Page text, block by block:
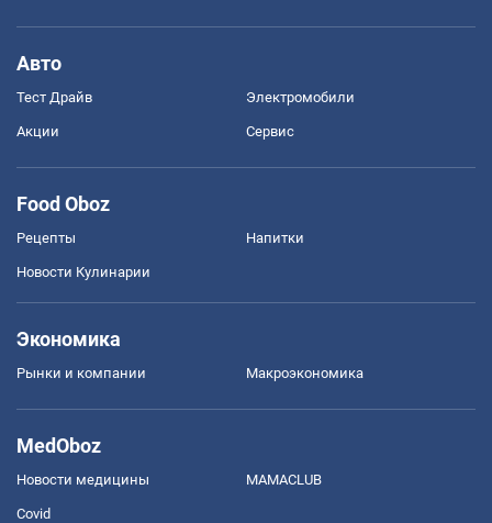
Авто
Тест Драйв Электромобили
Акции Сервис
Food Oboz
Рецепты Напитки
Новости Кулинарии
Экономика
Рынки и компании Mакроэкономика
MedOboz
Новости медицины MAMACLUB
Covid